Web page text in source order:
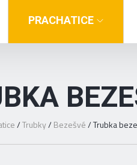
PRACHATICE
/Trubky/ Bezešvé/Trubka